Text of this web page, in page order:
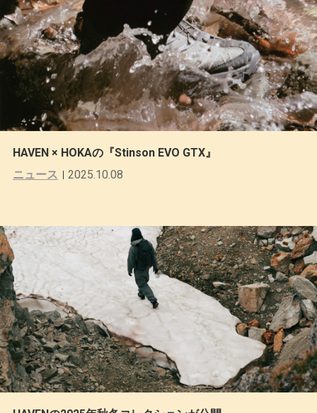
HAVEN × HOKAの『Stinson EVO GTX』
ニュース
2025.10.08